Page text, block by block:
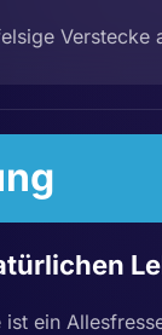
Verstecke
ist ein